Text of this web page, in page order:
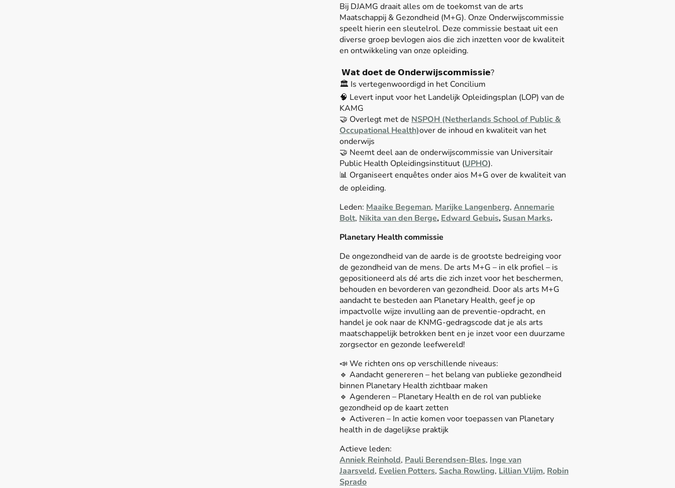
Bij DJAMG draait alles om de toekomst van de arts
Maatschappij & Gezondheid (M+G). Onze Onderwijscommissie
speelt hierin een sleutelrol. Deze commissie bestaat uit een
diverse groep bevlogen aios die zich inzetten voor de kwaliteit
en ontwikkeling van onze opleiding.
𝗪𝗮𝘁 𝗱𝗼𝗲𝘁 𝗱𝗲 𝗢𝗻𝗱𝗲𝗿𝘄𝗶𝗷𝘀𝗰𝗼𝗺𝗺𝗶𝘀𝘀𝗶𝗲?
🏛️ Is vertegenwoordigd in het Concilium
🧠 Levert input voor het Landelijk Opleidingsplan (LOP) van de
KAMG
🤝 Overlegt met de NSPOH (Netherlands School of Public &
Occupational Health)over de inhoud en kwaliteit van het
onderwijs
🤝 Neemt deel aan de onderwijscommissie van Universitair
Public Health Opleidingsinstituut (UPHO).
📊 Organiseert enquêtes onder aios M+G over de kwaliteit van
de opleiding.
Leden: Maaike Begeman, Marijke Langenberg, Annemarie
Bolt, Nikita van den Berge, Edward Gebuis, Susan Marks.
Planetary Health commissie
De ongezondheid van de aarde is de grootste bedreiging voor
de gezondheid van de mens. De arts M+G – in elk profiel – is
gepositioneerd als dé arts die zich inzet voor het beschermen,
behouden en bevorderen van gezondheid. Door als arts M+G
aandacht te besteden aan Planetary Health, geef je op
impactvolle wijze invulling aan de preventie-opdracht, en
handel je ook naar de KNMG-gedragscode dat je als arts
maatschappelijk betrokken bent en je inzet voor een duurzame
zorgsector en gezonde leefwereld!
📣 We richten ons op verschillende niveaus:
🔹 Aandacht genereren – het belang van publieke gezondheid
binnen Planetary Health zichtbaar maken
🔹 Agenderen – Planetary Health en de rol van publieke
gezondheid op de kaart zetten
🔹 Activeren – In actie komen voor toepassen van Planetary
health in de dagelijkse praktijk
Actieve leden:
Anniek Reinhold, Pauli Berendsen-Bles, Inge van
Jaarsveld, Evelien Potters, Sacha Rowling, Lillian Vlijm, Robin
Sprado